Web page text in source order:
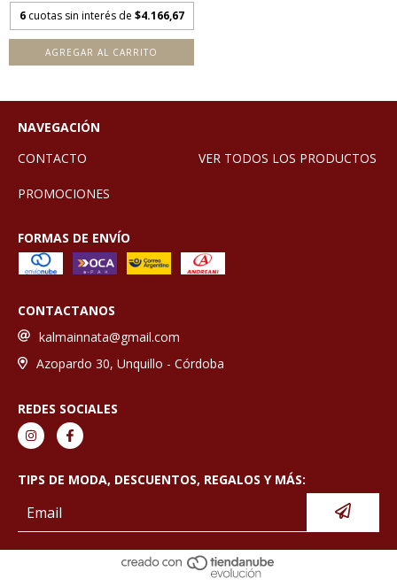
6 cuotas sin interés de $4.166,67
AGREGAR AL CARRITO
NAVEGACIÓN
CONTACTO
VER TODOS LOS PRODUCTOS
PROMOCIONES
FORMAS DE ENVÍO
CONTACTANOS
kalmainnata@gmail.com
Azopardo 30, Unquillo - Córdoba
REDES SOCIALES
TIPS DE MODA, DESCUENTOS, REGALOS Y MÁS: